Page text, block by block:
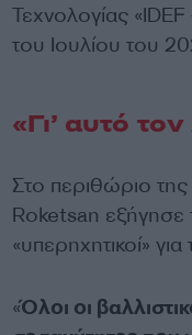
Τεχνολογίας
του Ιουλίου του
«Γι’ αυτό
Στο περιθώριο
Roketsan εξήγησε
«υπερηχητικοί»
«Όλοι οι